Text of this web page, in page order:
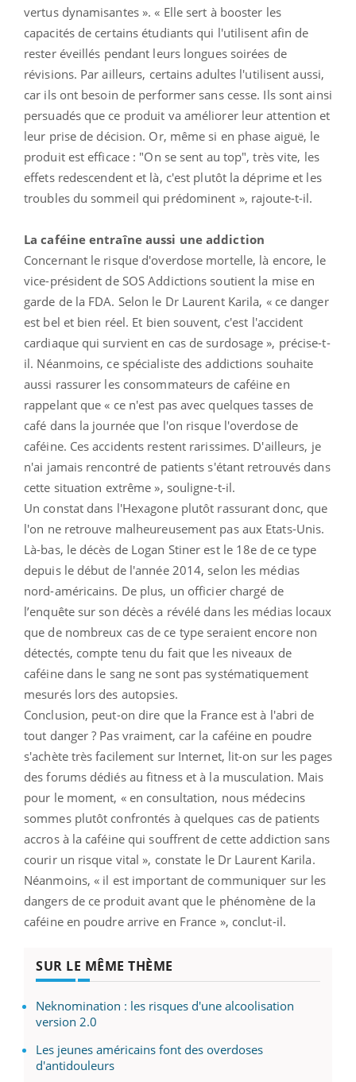
vertus dynamisantes ». « Elle sert à booster les
capacités de certains étudiants qui l'utilisent afin de
rester éveillés pendant leurs longues soirées de
révisions. Par ailleurs, certains adultes l'utilisent aussi,
car ils ont besoin de performer sans cesse. Ils sont ainsi
persuadés que ce produit va améliorer leur attention et
leur prise de décision. Or, même si en phase aiguë, le
produit est efficace : "On se sent au top", très vite, les
effets redescendent et là, c'est plutôt la déprime et les
troubles du sommeil qui prédominent », rajoute-t-il.
La caféine entraîne aussi une addiction
Concernant le risque d'overdose mortelle, là encore, le
vice-président de SOS Addictions soutient la mise en
garde de la FDA. Selon le Dr Laurent Karila, « ce danger
est bel et bien réel. Et bien souvent, c'est l'accident
cardiaque qui survient en cas de surdosage », précise-t-
il. Néanmoins, ce spécialiste des addictions souhaite
aussi rassurer les consommateurs de caféine en
rappelant que « ce n'est pas avec quelques tasses de
café dans la journée que l'on risque l'overdose de
caféine. Ces accidents restent rarissimes. D'ailleurs, je
n'ai jamais rencontré de patients s'étant retrouvés dans
cette situation extrême », souligne-t-il.
Un constat dans l'Hexagone plutôt rassurant donc, que
l'on ne retrouve malheureusement pas aux Etats-Unis.
Là-bas, le décès de Logan Stiner est le 18e de ce type
depuis le début de l'année 2014, selon les médias
nord-américains. De plus, un officier chargé de
l’enquête sur son décès a révélé dans les médias locaux
que de nombreux cas de ce type seraient encore non
détectés, compte tenu du fait que les niveaux de
caféine dans le sang ne sont pas systématiquement
mesurés lors des autopsies.
Conclusion, peut-on dire que la France est à l'abri de
tout danger ? Pas vraiment, car la caféine en poudre
s'achète très facilement sur Internet, lit-on sur les pages
des forums dédiés au fitness et à la musculation. Mais
pour le moment, « en consultation, nous médecins
sommes plutôt confrontés à quelques cas de patients
accros à la caféine qui souffrent de cette addiction sans
courir un risque vital », constate le Dr Laurent Karila.
Néanmoins, « il est important de communiquer sur les
dangers de ce produit avant que le phénomène de la
caféine en poudre arrive en France », conclut-il.
SUR LE MÊME THÈME
Neknomination : les risques d'une alcoolisation
version 2.0
Les jeunes américains font des overdoses
d'antidouleurs